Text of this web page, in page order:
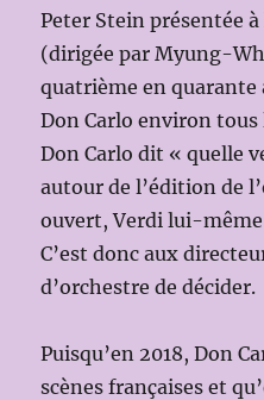
Peter Stein présentée
(dirigée par Myung-
quatrième en quarante
Don Carlo environ
Don Carlo dit « quelle
autour de l’édition de
ouvert, Verdi lui-
C’est donc aux
d’orchestre de décider.
Puisqu’en 2018, Don
scènes françaises et